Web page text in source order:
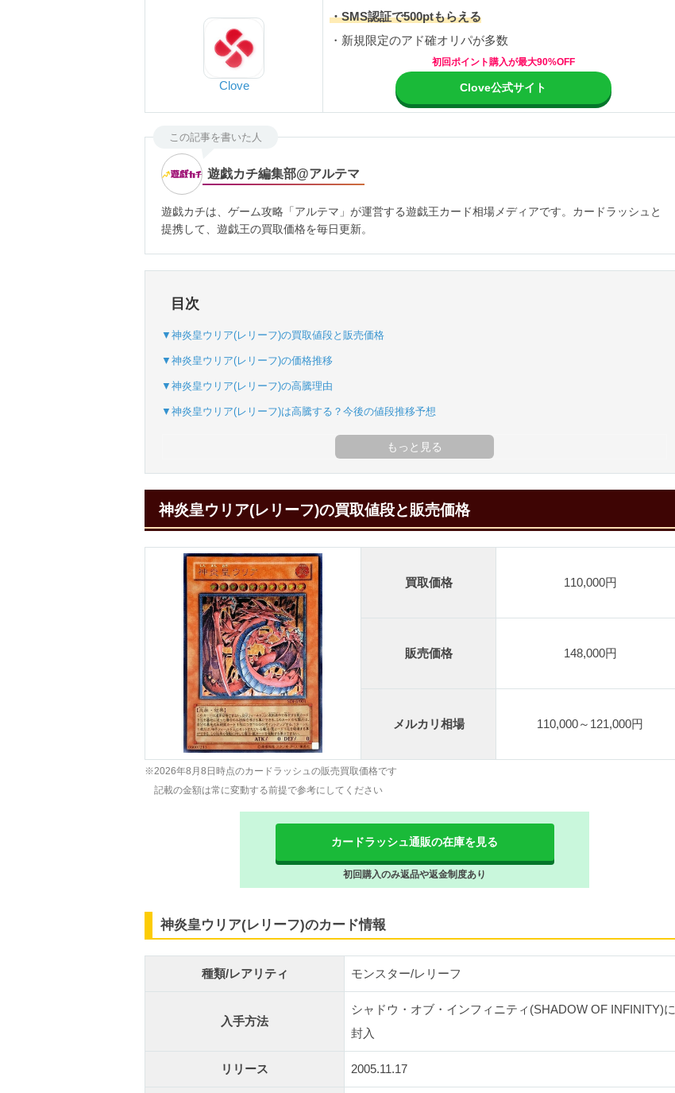
Clove
・SMS認証で500ptもらえる
・新規限定のアド確オリパが多数
初回ポイント購入が最大90%OFF
Clove公式サイト
この記事を書いた人
遊戯カチ編集部@アルテマ
遊戯カチは、ゲーム攻略「アルテマ」が運営する遊戯王カード相場メディアです。カードラッシュと
提携して、遊戯王の買取価格を毎日更新。
目次
▼神炎皇ウリア(レリーフ)の買取値段と販売価格
▼神炎皇ウリア(レリーフ)の価格推移
▼神炎皇ウリア(レリーフ)の高騰理由
▼神炎皇ウリア(レリーフ)は高騰する？今後の値段推移予想
神炎皇ウリア(レリーフ)の買取値段と販売価格
買取価格 110,000円
販売価格 148,000円
メルカリ相場 110,000～121,000円
※2026年8月8日時点のカードラッシュの販売買取価格です
記載の金額は常に変動する前提で参考にしてください
カードラッシュ通販の在庫を見る
初回購入のみ返品や返金制度あり
神炎皇ウリア(レリーフ)のカード情報
種類/レアリティ モンスター/レリーフ
入手方法
シャドウ・オブ・インフィニティ(SHADOW OF INFINITY)に
封入
リリース 2005.11.17